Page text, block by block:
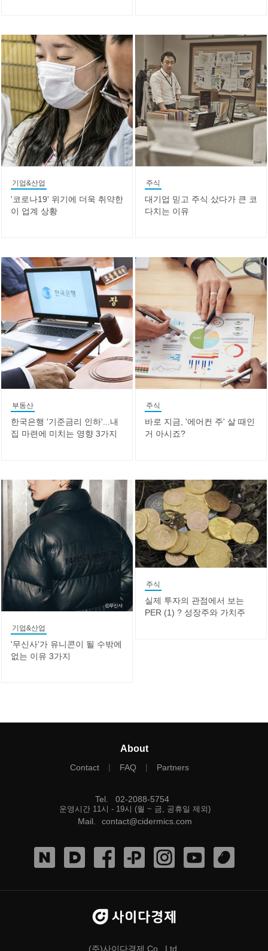
기업&산업
'코로나19' 위기에 더욱 취약한
이 업계 상황
주식
대기업 믿고 주식 샀다가 큰 코
다치는 이유
부동산
한국은행 '기준금리 인하'...내
집 마련에 미치는 영향 3가지
주식
바로 지금, '에어컨 주' 살 때인
거 아시죠?
기업&산업
'무신사'가 유니콘이 될 수밖에
없는 이유 3가지
주식
실제 투자의 관점에서 보는
PER (1) ? 성장주와 가치주
About
Contact | FAQ | Partners
Tel 02-2088-5754
운영시간 11시 - 19시 (월 ~ 금, 공휴일 제외)
Mail contact@cidermics.com
(주)사이다경제 Co., Ltd.